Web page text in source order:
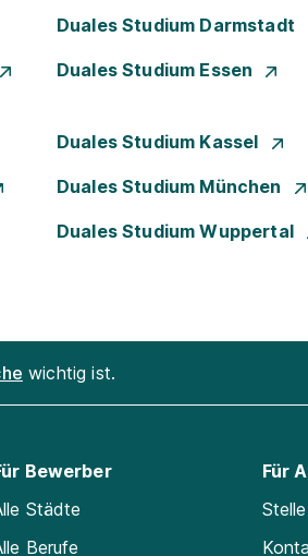
Duales Studium Darmstadt
Duales Studium Essen
Duales Studium Kassel
Duales Studium München
Duales Studium Wuppertal
wichtig ist.
Bewerber
Städte
Berufe
Für